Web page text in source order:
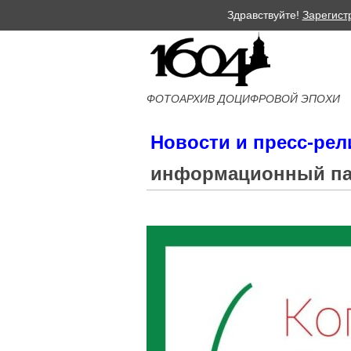
Здравствуйте!
ФОТОАРХИВ ДОЦИФРОВОЙ ЭПОХИ
Новости и пресс-
информационный